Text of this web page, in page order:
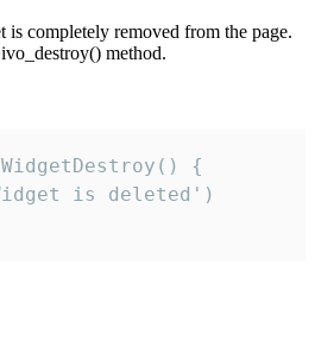
is completely removed from the page.
method.
{
is deleted')